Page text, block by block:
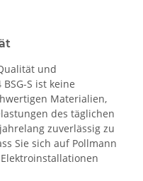
und
S ist keine
Materialien,
des täglichen
zuverlässig zu
Sie sich auf Pollmann